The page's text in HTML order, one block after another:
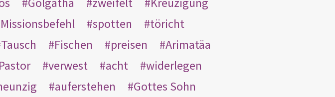
Missionsbefehl spotten
töricht
Tausch Fischen preisen
Arimatäa
Pastor verwest acht
widerlegen
auferstehen Gottes Sohn